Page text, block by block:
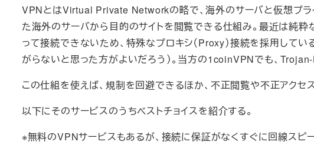
VPNとはVirtual Private Networkの略で、海外のサーバと仮想プラ
た海外のサーバから目的のサイトを閲覧できる仕組み。最近は純
って接続できないため、特殊なプロキシ（Proxy）接続を採用して
がらないと思った方がよいだろう）。当方の1coinVPNでも、
この仕組を使えば、規制を回避できるほか、不正閲覧や不正アクセ
以下にそのサービスのうちベストチョイスを紹介する。
※無料のVPNサービスもあるが、接続に保証がなくすぐに回線スピ